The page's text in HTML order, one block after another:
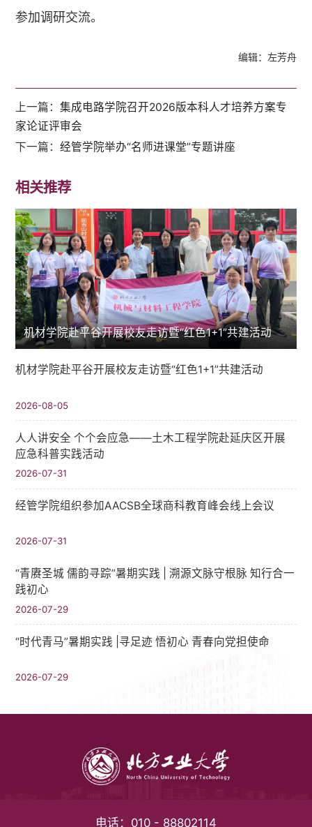
参加调研交流。
编辑：左芳舟
上一篇：集成电路学院召开2026版本科人才培养方案专
家论证评审会
下一篇：经管学院举办“名师进课堂”专题讲座
相关推荐
机材学院赴平谷开展校友走访暨“红色1+1”共建活动
机材学院赴平谷开展校友走访暨“红色1+1”共建活动
2026-08-05
人人讲安全 个个会应急——土木工程学院赴延庆区开展
应急科普实践活动
2026-07-31
经管学院组织参加AACSB全球商科教育峰会线上会议
2026-07-31
“青赓圣城 儒韵寻踪”暑期实践​ | 溯源文脉守根脉 知行合一
践初心
2026-07-29
“时代青马”暑期实践 |寻足迹 悟初心 青春向党担使命
2026-07-29
电话： 010 - 88802114